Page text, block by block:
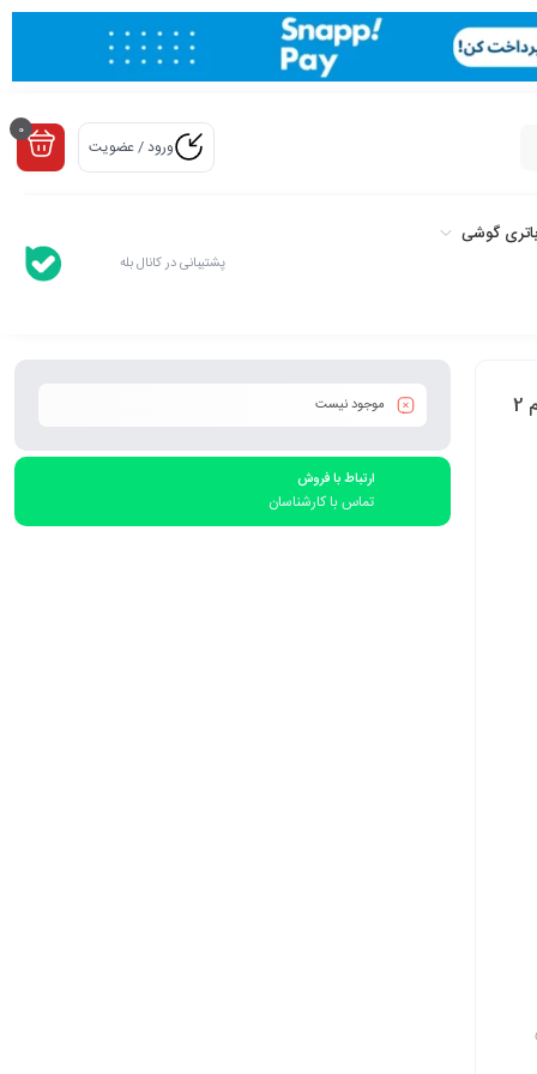
ورود / عضویت
0
باتری گوشی
پشتیبانی در کانال بله
گوشی موبایل HTC مدل Desire 820 آکبند،ظرفیت 16 گیگابایت رم 2 موجود نیست
ارتباط با فروش
تماس با کارشناسان